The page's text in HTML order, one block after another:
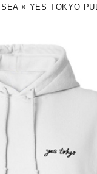
× YES TOKYO